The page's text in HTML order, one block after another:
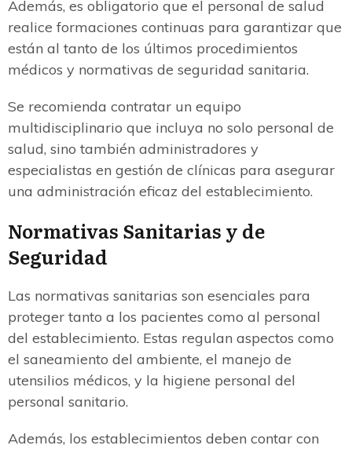
Además, es obligatorio que el personal de salud
realice formaciones continuas para garantizar que
están al tanto de los últimos procedimientos
médicos y normativas de seguridad sanitaria.
Se recomienda contratar un equipo
multidisciplinario que incluya no solo personal de
salud, sino también administradores y
especialistas en gestión de clínicas para asegurar
una administración eficaz del establecimiento.
Normativas Sanitarias y de
Seguridad
Las normativas sanitarias son esenciales para
proteger tanto a los pacientes como al personal
del establecimiento. Estas regulan aspectos como
el saneamiento del ambiente, el manejo de
utensilios médicos, y la higiene personal del
personal sanitario.
Además, los establecimientos deben contar con